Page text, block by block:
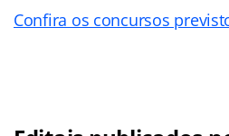
Confira os concursos